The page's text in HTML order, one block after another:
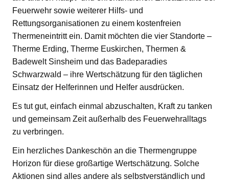
Feuerwehr sowie weiterer Hilfs- und
Rettungsorganisationen zu einem kostenfreien
Thermeneintritt ein. Damit möchten die vier Standorte –
Therme Erding, Therme Euskirchen, Thermen &
Badewelt Sinsheim und das Badeparadies
Schwarzwald – ihre Wertschätzung für den täglichen
Einsatz der Helferinnen und Helfer ausdrücken.
Es tut gut, einfach einmal abzuschalten, Kraft zu tanken
und gemeinsam Zeit außerhalb des Feuerwehralltags
zu verbringen.
Ein herzliches Dankeschön an die Thermengruppe
Horizon für diese großartige Wertschätzung. Solche
Aktionen sind alles andere als selbstverständlich und